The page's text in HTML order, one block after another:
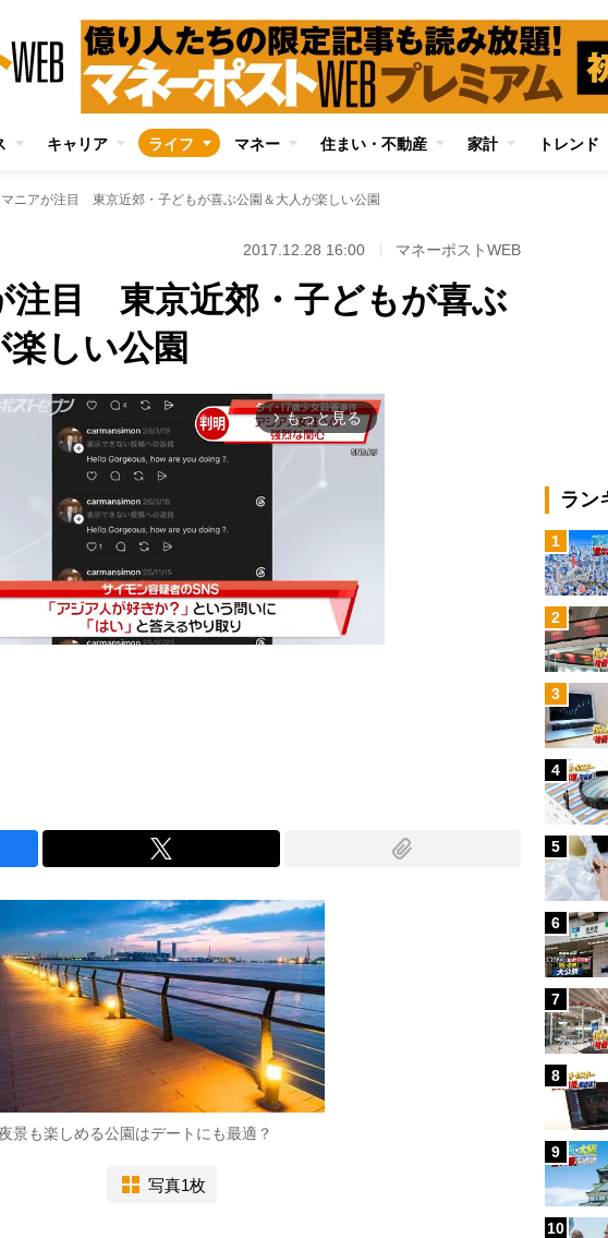
キャリア ライフ マネー 住まい・不動産 家計 トレンド
ニアが注目 東京近郊・子どもが喜ぶ公園＆大人が楽しい公園
2017.12.28 16:00 マネーポストWEB
注目 東京近郊・子どもが喜ぶ
しい公園
arrow_forward_ios もっと見る
景も楽しめる公園はデートにも最適？
写真1枚
ラン
1
2
3
4
5
6
7
8
9
10